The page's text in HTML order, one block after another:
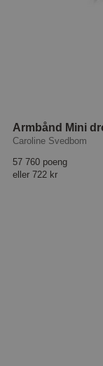
Armbånd Mini
Caroline Svedbom
57 760 poeng
eller 722 kr